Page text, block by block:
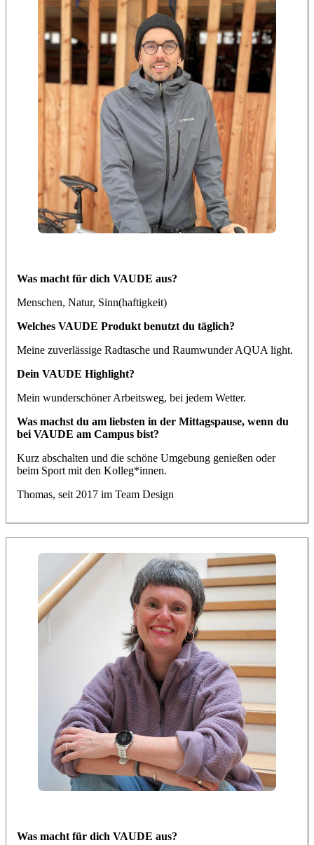
Was macht für dich VAUDE aus?
Menschen, Natur, Sinn(haftigkeit)
Welches VAUDE Produkt benutzt du täglich?
Meine zuverlässige Radtasche und Raumwunder AQUA light.
Dein VAUDE Highlight?
Mein wunderschöner Arbeitsweg, bei jedem Wetter.
Was machst du am liebsten in der Mittagspause, wenn du
bei VAUDE am Campus bist?
Kurz abschalten und die schöne Umgebung genießen oder
beim Sport mit den Kolleg*innen.
Thomas, seit 2017 im Team Design
Was macht für dich VAUDE aus?